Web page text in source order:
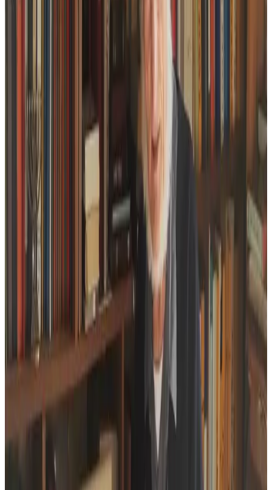
O parañ emañ an heol war Minihi Levenez kludet e Trelevenez, ul
lec’h speredel bet savet gant ar beleg brudet-mat Job An Irien.
Daou-ugent vloaz zo e teue er-maez ar Marc’h Dall, « ur ganaouenn
veur » e-giz ma lâr paotr Bodiliz. Soñj en deus al leonard bezañ bet
levezonet gant un oberenn eus Bro-Gembre bet klevet gantañ d’ur
mare ma oa ar vro-se o virvilh : « Me zo oc’h en em lakaet da soñjal
mat er vuhez amañ e Breizh, ar pezh ne yae ket, ar pezh a oa o klask
difoupañ ». Ha gwir eo, er bloavezhioù 1970 e oa adc’hanedigezh
kultur Breizh : « Bez' e oa bet Stivell, Glenmor ha kement zo » eme
Ur bed hengounel o vont da get
Da neuze e teu ar c’hoant dezhañ da sevel e vouezh : « C’hoant
‘moa da lavaret ne oa ket posupl lezel ur binvindigezh da vont
kuit ». Setu istor ar Marc’h Dall, un istor a stourm a-enep ur bed a-
gozh o vont kuit tamm ha tamm.
« En ur zaremprediñ René Abjean, tamm ha tamm, em eus lavaret e
oa poent cheñch penn d’ar vazh ». Ha kredapl-sur e responte an
oberenn d’un ezhomm kar en deus bet graet berzh diouzhtu « ha
c’hoariet eo bet amañ hag ahont ».
Ha da c’houde bezañ bet selaouet an abadenn, « lod a lavare e-touez
ar pezh a zegas ar bed modern hon eus da zibab, n’hon eus ket da
gemer pep tra ». « Dav eo reiñ hom livioù deus ar pezh a deu deus
an diavaez ». Ar Marc’h Dall a oa enoriñ ur bed hengounel o vont
Savet eo bet ar muzik gant René Abjean diwar-benn ar pezh en doa
skrivet an den a iliz. Mes da betra servij adembann ar Marc’h Dall ?
« Souezhet on bet un tamm ha war ar memes tro em eus kavet e oa
kaer ». Dav eo lâret memestra « ar pezh a zo skrivet er ganaouenn
veur-se a c’hell bezañ talvoudus evit hirio c’hoazh, […]. Meur a
wech eo bet goulennet diganin ‘pije ket cheñchet traoù ? Ar pezh ‘m
eus skrivet d’ar poent-se a chom gwir, siwazh evit hirio ».
Ouzphenn gant ar bedeladur ez eo startoc’h c’hoazh evit difenn ur
« Sevel hor penn »
« Me a sante mat er pezh’moa skrivet aze e oa peadra da reiñ kalon